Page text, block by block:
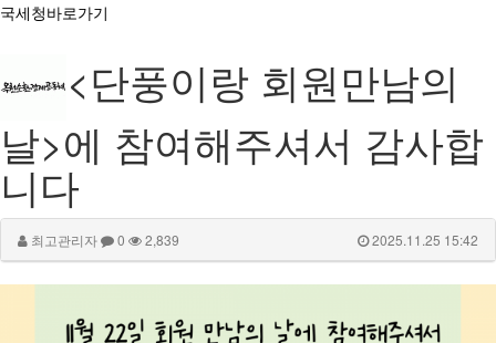
국세청바로가기
<단풍이랑 회원만남의
날>에 참여해주셔서 감사합
니다
최고관리자 0 2,839 2025.11.25 15:42